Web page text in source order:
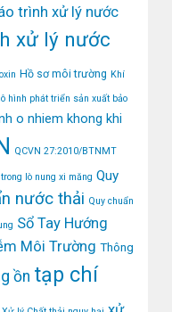
trình xử lý nước
xử lý nước
Hồ sơ môi trường Khí
hình phát triển sản xuất bảo
o nhiem khong khi
QCVN 27:2010/BTNMT
lò nung xi măng Quy
nước thải Quy chuẩn
Sổ Tay Hướng
Môi Trường Thông
ồn tạp chí